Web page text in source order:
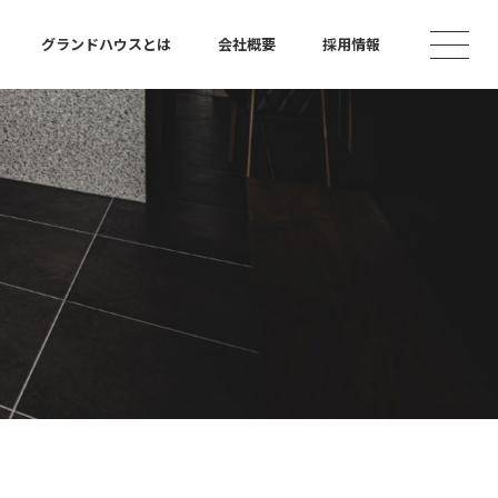
グランドハウスとは 会社概要 採用情報